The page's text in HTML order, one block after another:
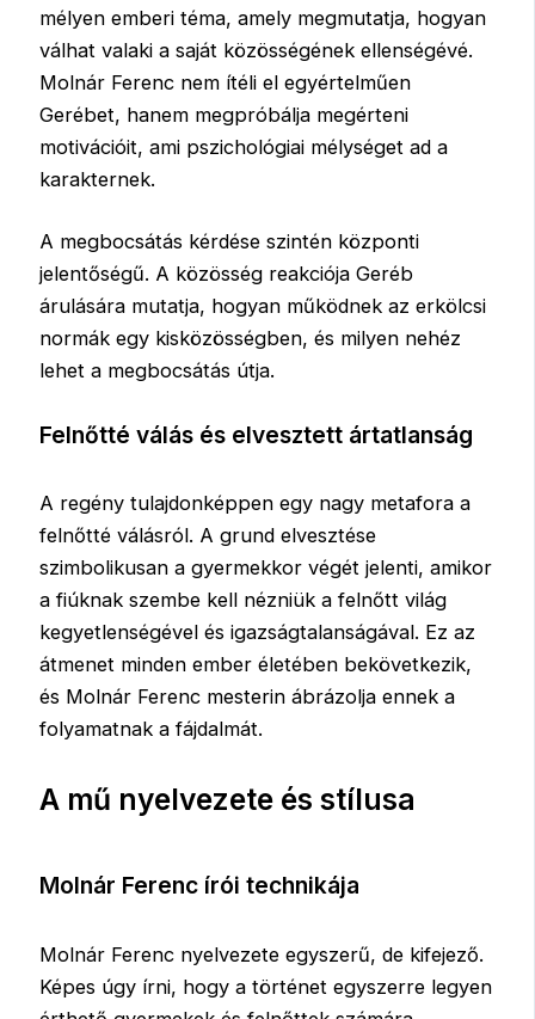
mélyen emberi téma, amely megmutatja, hogyan
válhat valaki a saját közösségének ellenségévé.
Molnár Ferenc nem ítéli el egyértelműen
Gerébet, hanem megpróbálja megérteni
motivációit, ami pszichológiai mélységet ad a
karakternek.
A megbocsátás kérdése szintén központi
jelentőségű. A közösség reakciója Geréb
árulására mutatja, hogyan működnek az erkölcsi
normák egy kisközösségben, és milyen nehéz
lehet a megbocsátás útja.
Felnőtté válás és elvesztett ártatlanság
A regény tulajdonképpen egy nagy metafora a
felnőtté válásról. A grund elvesztése
szimbolikusan a gyermekkor végét jelenti, amikor
a fiúknak szembe kell nézniük a felnőtt világ
kegyetlenségével és igazságtalanságával. Ez az
átmenet minden ember életében bekövetkezik,
és Molnár Ferenc mesterin ábrázolja ennek a
folyamatnak a fájdalmát.
A mű nyelvezete és stílusa
Molnár Ferenc írói technikája
Molnár Ferenc nyelvezete egyszerű, de kifejező.
Képes úgy írni, hogy a történet egyszerre legyen